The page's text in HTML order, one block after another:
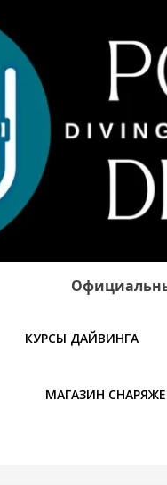
КУРСЫ ДАЙВИНГА
МАГАЗИН